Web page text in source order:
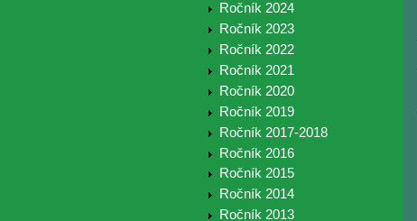
Ročník 2024
Ročník 2023
Ročník 2022
Ročník 2021
Ročník 2020
Ročník 2019
Ročník 2017-2018
Ročník 2016
Ročník 2015
Ročník 2014
Ročník 2013